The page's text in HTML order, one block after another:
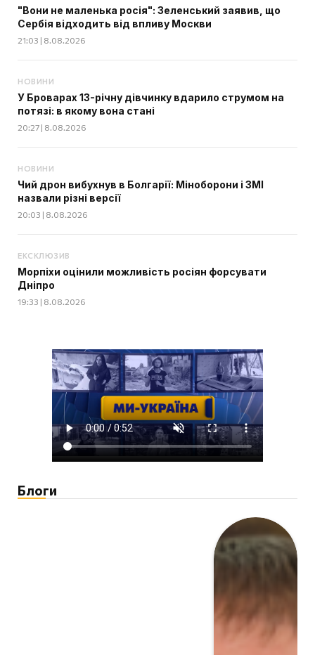
"Вони не маленька росія": Зеленський заявив, що
Сербія відходить від впливу Москви
21:03 | 8.08.2026
НОВИНИ
У Броварах 13-річну дівчинку вдарило струмом на
потязі: в якому вона стані
20:27 | 8.08.2026
НОВИНИ
Чий дрон вибухнув в Болгарії: Міноборони і ЗМІ
назвали різні версії
20:03 | 8.08.2026
ЕКСКЛЮЗИВ
Морпіхи оцінили можливість росіян форсувати
Дніпро
19:33 | 8.08.2026
Блоги